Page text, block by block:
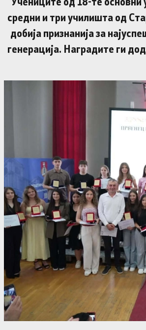
средни и три училишта од
добија признанија за
генерација. Наградите ги